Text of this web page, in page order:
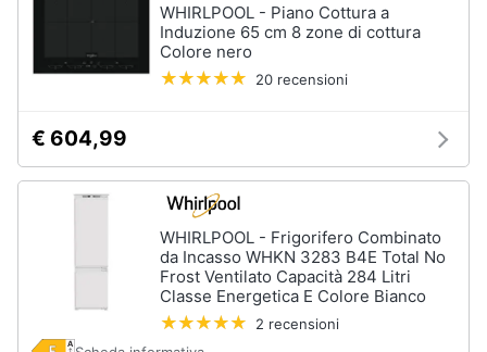
Motori
Festività
WHIRLPOOL - Piano Cottura a
Induzione 65 cm 8 zone di cottura
Colore nero
20 recensioni
€ 604,99
WHIRLPOOL - Frigorifero Combinato
da Incasso WHKN 3283 B4E Total No
Frost Ventilato Capacità 284 Litri
Classe Energetica E Colore Bianco
2 recensioni